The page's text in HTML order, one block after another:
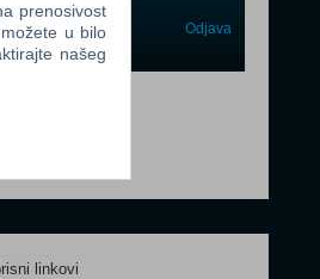
Odjava
linkovi
prenosivost
u bilo
našeg